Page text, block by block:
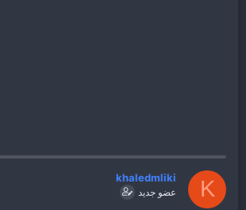
K
khaledmliki
عضو جديد